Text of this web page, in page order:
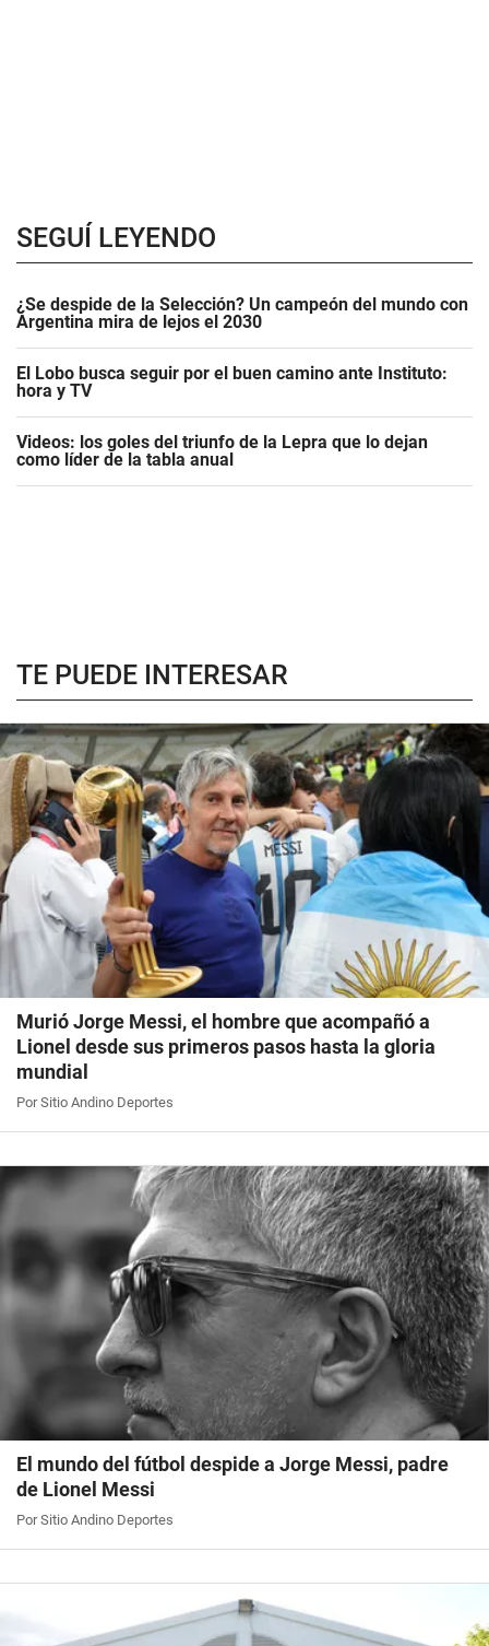
SEGUÍ LEYENDO
¿Se despide de la Selección? Un campeón del mundo con
Argentina mira de lejos el 2030
El Lobo busca seguir por el buen camino ante Instituto:
hora y TV
Videos: los goles del triunfo de la Lepra que lo dejan
como líder de la tabla anual
TE PUEDE INTERESAR
Murió Jorge Messi, el hombre que acompañó a
Lionel desde sus primeros pasos hasta la gloria
mundial
Por Sitio Andino Deportes
El mundo del fútbol despide a Jorge Messi, padre
de Lionel Messi
Por Sitio Andino Deportes